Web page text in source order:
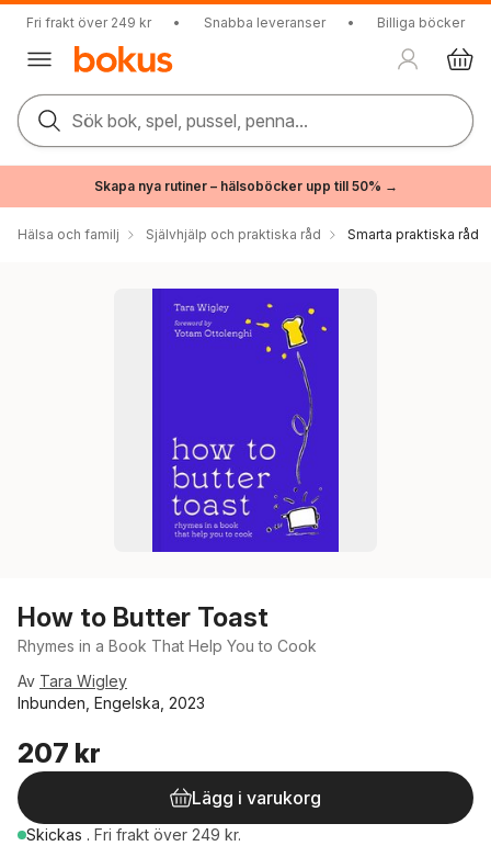
Fri frakt över 249 kr • Snabba leveranser • Billiga böcker
Sök bok, spel, pussel, penna...
Skapa nya rutiner – hälsoböcker upp till 50% →
Hälsa och familj Självhjälp och praktiska råd Smarta praktiska råd
How to Butter Toast
Rhymes in a Book That Help You to Cook
Av Tara Wigley
Inbunden, Engelska, 2023
207 kr
Lägg i varukorg
Skickas . Fri frakt över 249 kr.